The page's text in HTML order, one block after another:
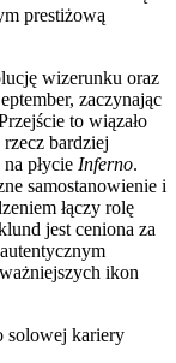
prestiżową
wizerunku oraz
zaczynając
to wiązało
bardziej
płycie Inferno.
samostanowienie i
łączy rolę
jest ceniona za
ikon
solowej kariery